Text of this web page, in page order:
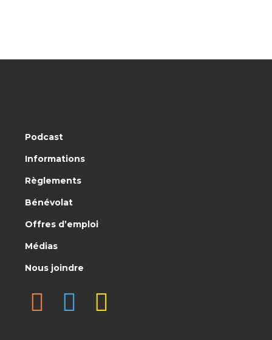
Podcast
Informations
Règlements
Bénévolat
Offres d’emploi
Médias
Nous joindre